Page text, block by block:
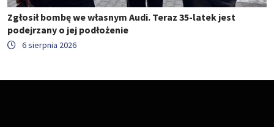
Zgłosił bombę we własnym Audi. Teraz 35-latek jest
podejrzany o jej podłożenie
6 sierpnia 2026